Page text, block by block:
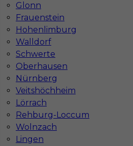
Glonn
Frauenstein
Hohenlimburg
Walldorf
Schwerte
Oberhausen
Nürnberg
Veitshöchheim
Lörrach
Rehburg-Loccum
Wolnzach
Lingen
Najczęściej zadawane
Jak znaleźć pracę za
Czy praca Niemcy na
opłaca przy obecnych